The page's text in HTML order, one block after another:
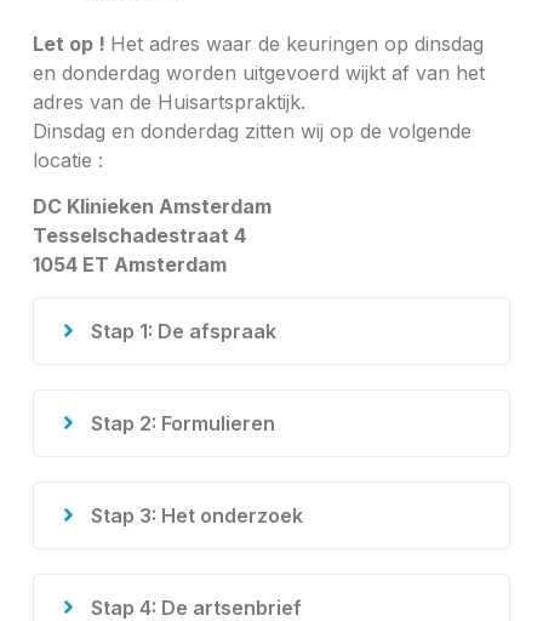
Let op ! Het adres waar de keuringen op dinsdag
en donderdag worden uitgevoerd wijkt af van het
adres van de Huisartspraktijk.
Dinsdag en donderdag zitten wij op de volgende
locatie :
DC Klinieken Amsterdam
Tesselschadestraat 4
1054 ET Amsterdam
Stap 1: De afspraak
Stap 2: Formulieren
Stap 3: Het onderzoek
Stap 4: De artsenbrief